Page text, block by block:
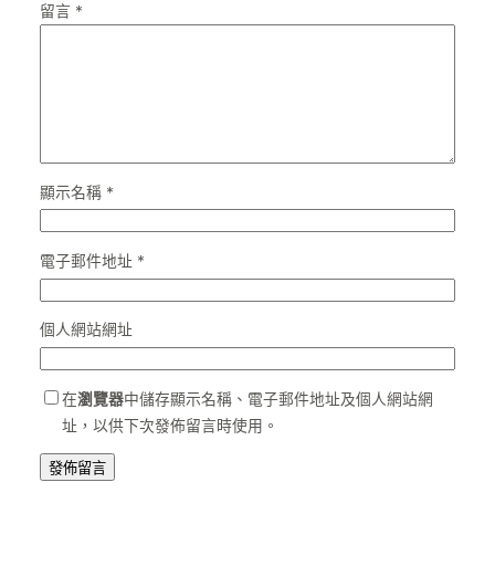
留言 *
顯示名稱 *
電子郵件地址 *
個人網站網址
在瀏覽器中儲存顯示名稱、電子郵件地址及個人網站網
址，以供下次發佈留言時使用。